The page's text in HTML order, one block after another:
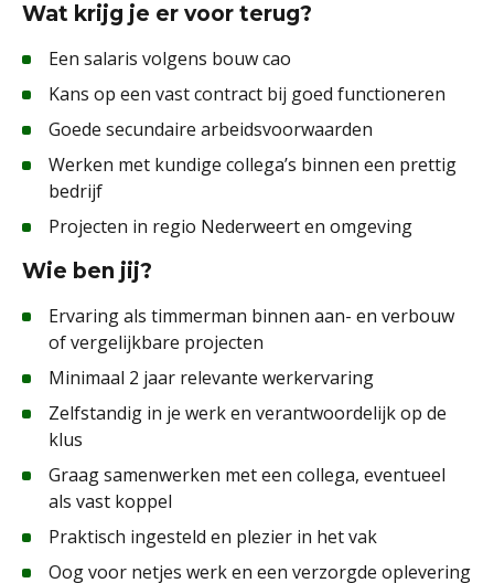
Wat krijg je er voor terug?
Een salaris volgens bouw cao
Kans op een vast contract bij goed functioneren
Goede secundaire arbeidsvoorwaarden
Werken met kundige collega’s binnen een prettig
bedrijf
Projecten in regio Nederweert en omgeving
Wie ben jij?
Ervaring als timmerman binnen aan- en verbouw
of vergelijkbare projecten
Minimaal 2 jaar relevante werkervaring
Zelfstandig in je werk en verantwoordelijk op de
klus
Graag samenwerken met een collega, eventueel
als vast koppel
Praktisch ingesteld en plezier in het vak
Oog voor netjes werk en een verzorgde oplevering